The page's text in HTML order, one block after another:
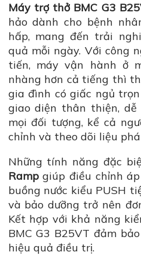
Máy trợ thở BMC G3
hảo dành cho bệnh
hấp, mang đến trải
quả mỗi ngày. Với công
tiến, máy vận hành ở
nhàng hơn cả tiếng thì
gia đình có giấc ngủ
giao diện thân thiện,
mọi đối tượng, kể cả
chỉnh và theo dõi liệu
Những tính năng đặc
Rampgiúp điều chỉnh
buồng nước kiểu PUSH
và bảo dưỡng trở nên
Kết hợp với khả năng
BMC G3 B25VT đảm
hiệu quả điều trị.